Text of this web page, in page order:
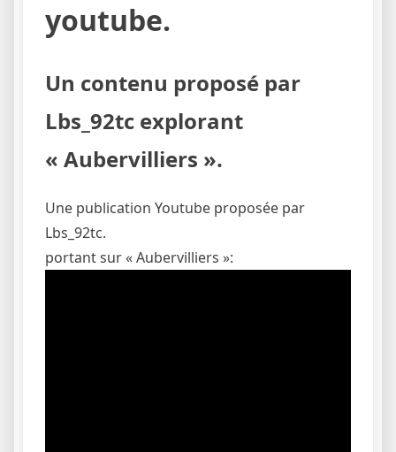
youtube.
Un contenu proposé par
Lbs_92tc explorant
« Aubervilliers ».
Une publication Youtube proposée par
Lbs_92tc.
portant sur « Aubervilliers »: